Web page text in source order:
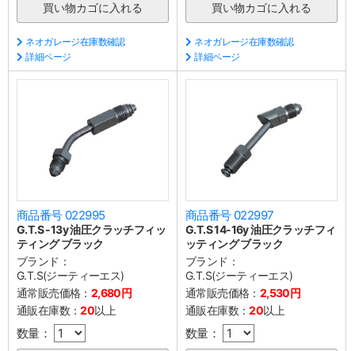
ネオガレージ在庫数確認
詳細ページ
ネオガレージ在庫数確認
詳細ページ
商品番号 022995
G.T.S -13y 油圧クラッチフィッ
ティング ブラック
ブランド：
G.T.S(ジーティーエス)
通常販売価格： 2,680円
通販在庫数：20以上
数量：
商品番号 022997
G.T.S 14-16y 油圧クラッチフィ
ッティング ブラック
ブランド：
G.T.S(ジーティーエス)
通常販売価格： 2,530円
通販在庫数：20以上
数量：